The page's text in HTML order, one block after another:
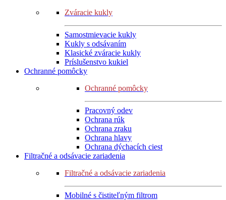
Zváracie kukly
Samostmievacie kukly
Kukly s odsávaním
Klasické zváracie kukly
Príslušenstvo kukiel
Ochranné pomôcky
Ochranné pomôcky
Pracovný odev
Ochrana rúk
Ochrana zraku
Ochrana hlavy
Ochrana dýchacích ciest
Filtračné a odsávacie zariadenia
Filtračné a odsávacie zariadenia
Mobilné s čistiteľným filtrom